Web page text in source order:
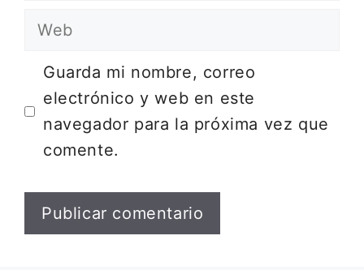
Web
Guarda mi nombre, correo
electrónico y web en este
navegador para la próxima vez que
comente.